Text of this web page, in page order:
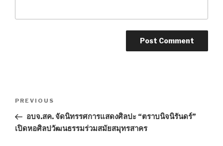
Post
navigation
Previous
Post
PREVIOUS
อบจ.สค. จัดนิทรรศการแสดงศิลปะ “ตราบนิจนิรันดร์”
เปิดหอศิลปวัฒนธรรมร่วมสมัยสมุทรสาคร